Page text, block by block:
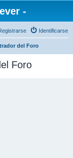
-
Identificarse
del Foro
Foro